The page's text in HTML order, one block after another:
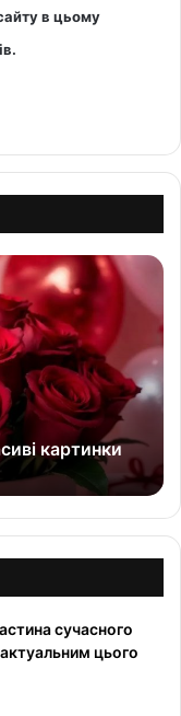
в цьому
картинки
сучасного
цього